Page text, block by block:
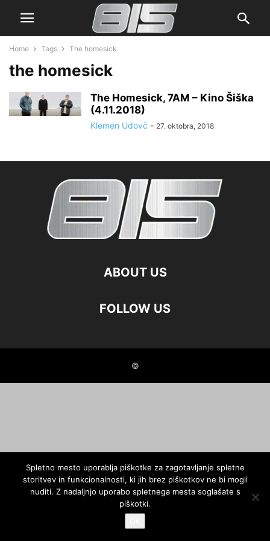
Home Tags The homesick
the homesick
The Homesick, 7AM – Kino Šiška
(4.11.2018)
Klemen Udovč - 27. oktobra, 2018
ABOUT US
FOLLOW US
©
Spletno mesto uporablja piškotke za zagotavljanje spletne
storitvev in funkcionalnosti, ki jih brez piškotkov ne bi mogli
nuditi. Z nadaljnjo uporabo spletnega mesta soglašate s
piškotki.